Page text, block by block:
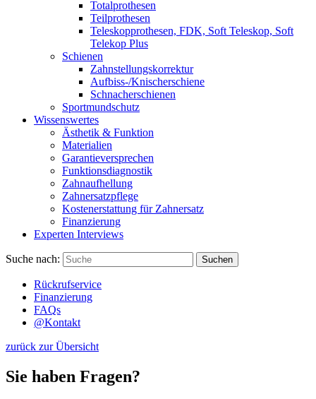
Totalprothesen
Teilprothesen
Teleskopprothesen, FDK, Soft Teleskop, Soft
Telekop Plus
Schienen
Zahnstellungskorrektur
Aufbiss-/Knischerschiene
Schnacherschienen
Sportmundschutz
Wissenswertes
Ästhetik & Funktion
Materialien
Garantieversprechen
Funktionsdiagnostik
Zahnaufhellung
Zahnersatzpflege
Kostenerstattung für Zahnersatz
Finanzierung
Experten Interviews
Suche nach: Suchen
Rückrufservice
Finanzierung
FAQs
@Kontakt
zurück zur Übersicht
Sie haben Fragen?